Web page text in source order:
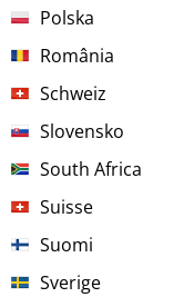
Polska
România
Schweiz
Slovensko
South Africa
Suisse
Suomi
Sverige